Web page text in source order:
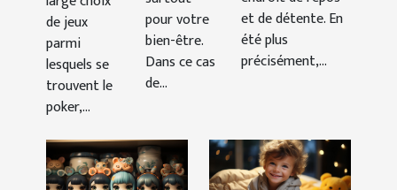
de jeux
parmi
lesquels se
trouvent le
poker,...
pour votre
bien-être.
Dans ce cas
de...
et de détente. En
été plus
précisément,...